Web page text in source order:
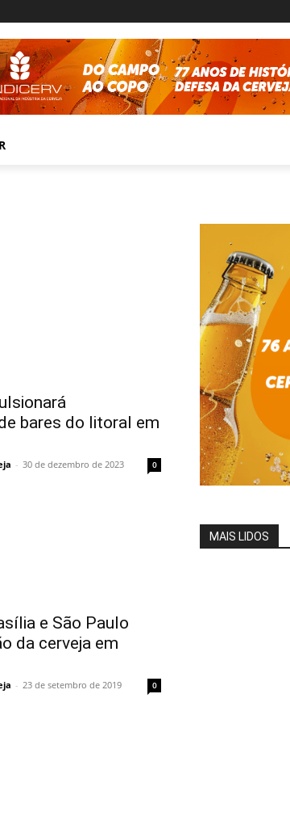
bares do litoral em
- 30 de dezembro de 2023 0
e São Paulo
da cerveja em
- 23 de setembro de 2019 0
MAIS LIDOS